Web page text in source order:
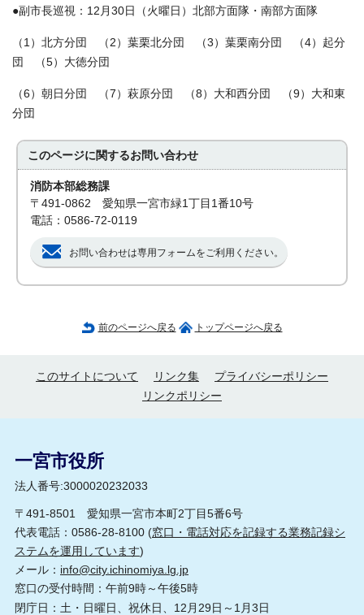
●副市長巡視：12月30日（火曜日）北部方面隊・南部方面隊
（1）北方分団 （2）葉栗北分団 （3）葉栗南分団 （4）起分
団 （5）大徳分団
（6）朝日分団 （7）萩原分団 （8）大和西分団 （9）大和東
分団
このページに関するお問い合わせ
消防本部総務課
〒491-0862 愛知県一宮市緑1丁目1番10号
電話：0586-72-0119
お問い合わせは専用フォームをご利用ください。
前のページへ戻る トップページへ戻る
このサイトについて リンク集
プライバシーポリシー
リンクポリシー
一宮市役所
法人番号:3000020232033
〒491-8501 愛知県一宮市本町2丁目5番6号
代表電話：0586-28-8100 (窓口・電話対応を記録する業務記録シ
ステムを運用しています)
メール： info@city.ichinomiya.lg.jp
窓口の受付時間：午前9時～午後5時
閉庁日：土・日曜日、祝休日、12月29日～1月3日